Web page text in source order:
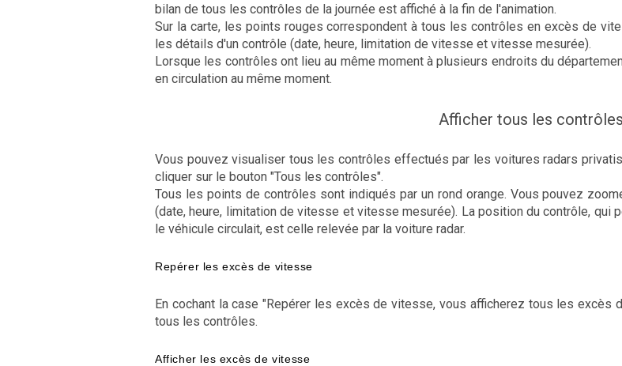
bilan de tous les contrôles de la journée est affiché à la fin de l'animation.
Sur la carte, les points rouges correspondent à tous les contrôles en excès de
les détails d'un contrôle (date, heure, limitation de vitesse et vitesse mesurée).
Lorsque les contrôles ont lieu au même moment à plusieurs endroits du
en circulation au même moment.
Afficher tous les contrôles
Vous pouvez visualiser tous les contrôles effectués par les voitures radars
cliquer sur le bouton "Tous les contrôles".
Tous les points de contrôles sont indiqués par un rond orange. Vous pouvez
(date, heure, limitation de vitesse et vitesse mesurée). La position du contrôle, qui
le véhicule circulait, est celle relevée par la voiture radar.
Repérer les excès de vitesse
En cochant la case "Repérer les excès de vitesse, vous afficherez tous les excès
tous les contrôles.
Afficher les excès de vitesse